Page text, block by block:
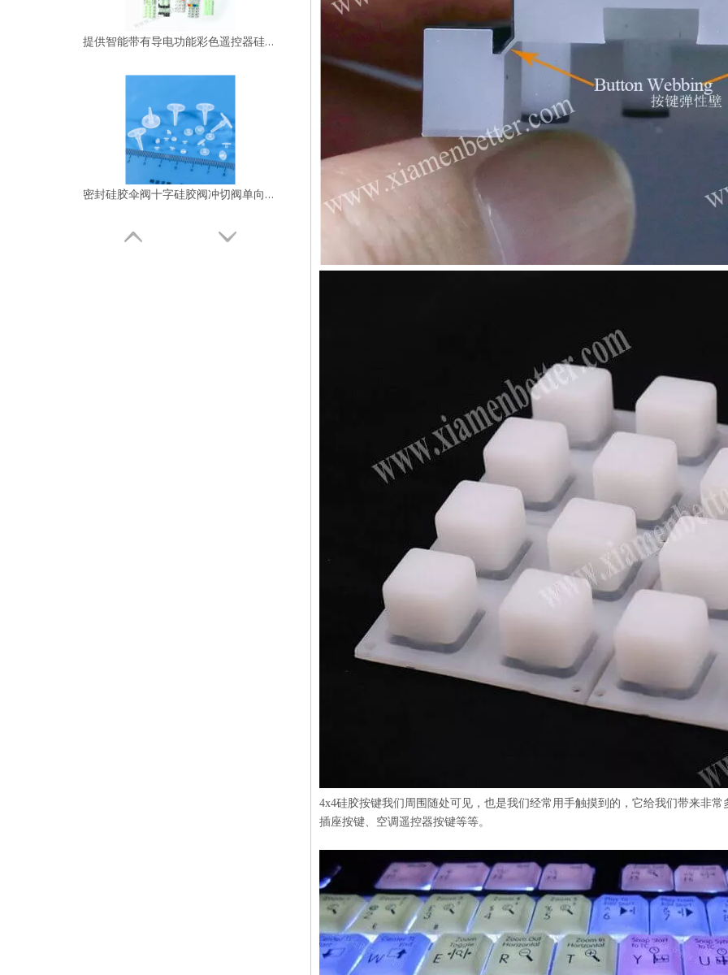
提供智能带有导电功能彩色遥控器硅胶按键
密封硅胶伞阀十字硅胶阀冲切阀单向阀工厂精密可定制批发
4x4硅胶按键我们周围随处可见，也是我们经常用手触摸到的，它给我们带来非
插座按键、空调遥控器按键等等。